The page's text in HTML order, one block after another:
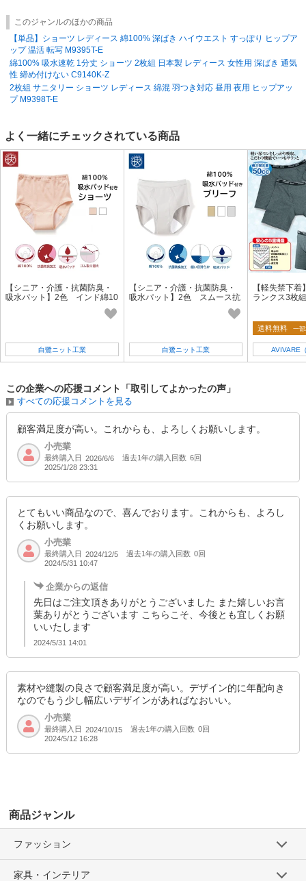
このジャンルのほかの商品
【単品】ショーツ レディース 綿100% 深ばき ハイウエスト すっぽり ヒップア
ップ 温活 転写 M9395T-E
綿100% 吸水速乾 1分丈 ショーツ 2枚組 日本製 レディース 女性用 深ばき 通気
性 締め付けない C9140K-Z
2枚組 サニタリー ショーツ レディース 綿混 羽つき対応 昼用 夜用 ヒップアッ
プ M9398T-E
よく一緒にチェックされている商品
【シニア・介護・抗菌防臭・
吸水パット】2色 インド綿10
0%吸水パット付ショーツ 年
白鷺ニット工業
【シニア・介護・抗菌防臭・
吸水パット】2色 スムース抗
菌防臭加工吸水パッド付ブリ
白鷺ニット工業
【軽失禁下
ランクス3枚
送料無料 一
AVIVARE
この企業への応援コメント「取引してよかったの声」
すべての応援コメントを見る
顧客満足度が高い。これからも、よろしくお願いします。
小売業
最終購入日 2026/6/6 過去1年の購入回数 6回
2025/1/28 23:31
とてもいい商品なので、喜んでおります。これからも、よろし
くお願いします。
小売業
最終購入日 2024/12/5 過去1年の購入回数 0回
2024/5/31 10:47
企業からの返信
先日はご注文頂きありがとうございました また嬉しいお言
葉ありがとうございます こちらこそ、今後とも宜しくお願
いいたします
2024/5/31 14:01
素材や縫製の良さで顧客満足度が高い。デザイン的に年配向き
なのでもう少し幅広いデザインがあればなおいい。
小売業
最終購入日 2024/10/15 過去1年の購入回数 0回
2024/5/12 16:28
商品ジャンル
ファッション
家具・インテリア